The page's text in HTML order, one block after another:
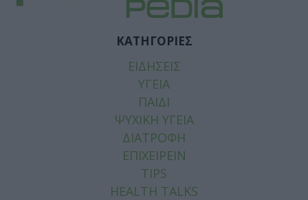
ΚΑΤΗΓΟΡΙΕΣ
ΕΙΔΗΣΕΙΣ
ΥΓΕΙΑ
ΠΑΙΔΙ
ΨΥΧΙΚΗ ΥΓΕΙΑ
ΔΙΑΤΡΟΦΗ
ΕΠΙΧΕΙΡΕΙΝ
TIPS
HEALTH TALKS